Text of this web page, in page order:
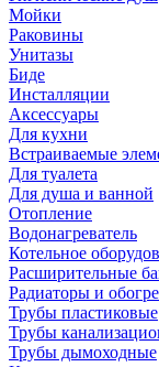
Мойки
Раковины
Унитазы
Биде
Инсталляции
Аксессуары
Для кухни
Встраиваемые
Для туалета
Для душа и ванной
Отопление
Водонагреватель
Котельное
Расширительные
Радиаторы и
Трубы пластиковые
Трубы
Трубы дымоходные